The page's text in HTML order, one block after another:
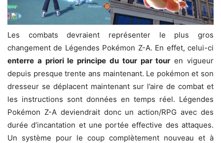
Les combats devraient représenter le plus gros
changement de Légendes Pokémon Z-A. En effet, celui-ci
enterre a priori le principe du tour par tour en vigueur
depuis presque trente ans maintenant. Le pokémon et son
dresseur se déplacent maintenant sur l’aire de combat et
les instructions sont données en temps réel. Légendes
Pokémon Z-A deviendrait donc un action/RPG avec des
durée d’incantation et une portée effective des attaques.
Un système pour le coup complètement nouveau et à